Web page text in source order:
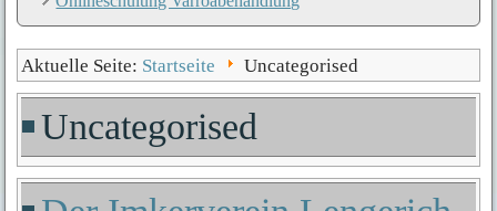
Aktuelle Seite: Startseite Uncategorised
Uncategorised